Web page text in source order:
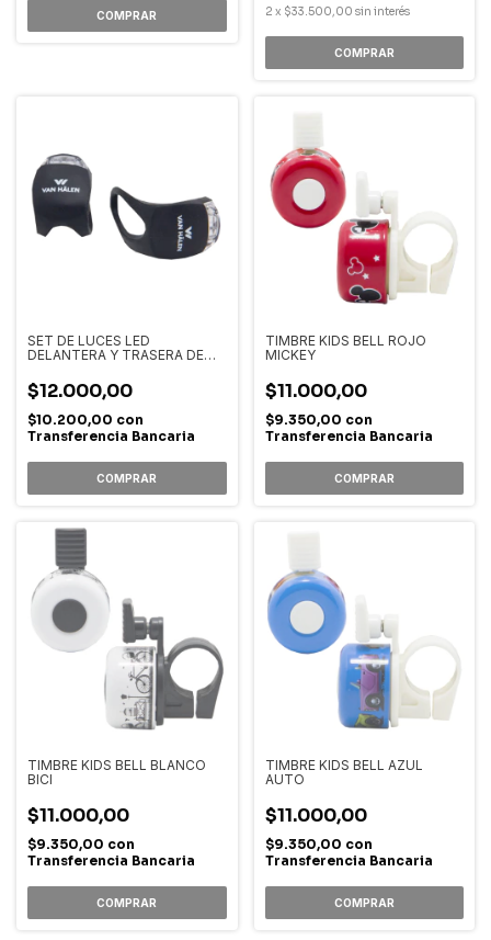
2 x $33.500,00 sin interés
SET DE LUCES LED
DELANTERA Y TRASERA DE
$12.000,00
$10.200,00 con
Transferencia Bancaria
TIMBRE KIDS BELL ROJO
MICKEY
$11.000,00
$9.350,00 con
Transferencia Bancaria
TIMBRE KIDS BELL BLANCO
BICI
$11.000,00
$9.350,00 con
Transferencia Bancaria
TIMBRE KIDS BELL AZUL
AUTO
$11.000,00
$9.350,00 con
Transferencia Bancaria